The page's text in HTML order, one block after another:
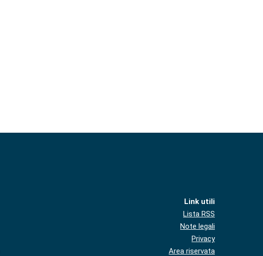
Link utili
Lista RSS
Note legali
Privacy
Area riservata